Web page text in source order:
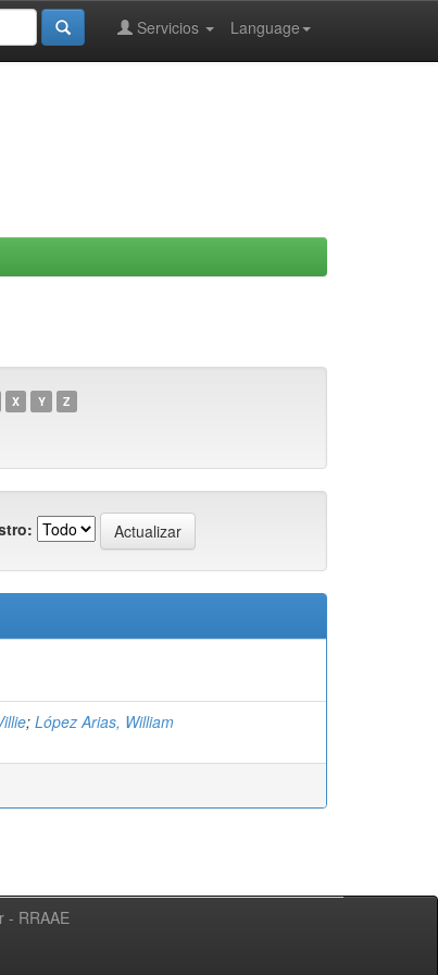
Language
Servicios
X Y Z
; López Arias, William
- RRAAE